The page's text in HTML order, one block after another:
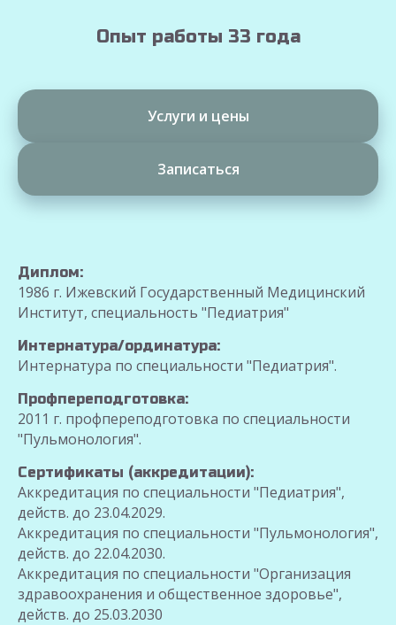
Опыт работы 33 года
Услуги и цены
Записаться
Диплом:
1986 г. Ижевский Государственный Медицинский
Институт, специальность "Педиатрия"
Интернатура/ординатура:
Интернатура по специальности "Педиатрия".
Профпереподготовка:
2011 г. профпереподготовка по специальности
"Пульмонология".
Сертификаты (аккредитации):
Аккредитация по специальности "Педиатрия",
действ. до 23.04.2029.
Аккредитация по специальности "Пульмонология",
действ. до 22.04.2030.
Аккредитация по специальности "Организация
здравоохранения и общественное здоровье",
действ. до 25.03.2030